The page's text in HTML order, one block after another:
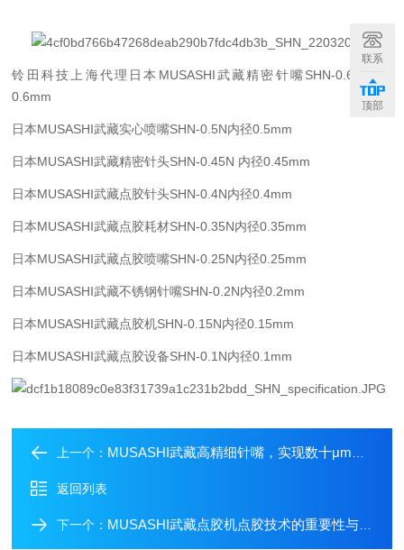
铃田科技上海代理日本MUSASHI武藏精密针嘴SHN-0.6N内径
0.6mm
日本MUSASHI武藏实心喷嘴SHN-0.5N内径0.5mm
日本MUSASHI武藏精密针头SHN-0.45N 内径0.45mm
日本MUSASHI武藏点胶针头SHN-0.4N内径0.4mm
日本MUSASHI武藏点胶耗材SHN-0.35N内径0.35mm
日本MUSASHI武藏点胶喷嘴SHN-0.25N内径0.25mm
日本MUSASHI武藏不锈钢针嘴SHN-0.2N内径0.2mm
日本MUSASHI武藏点胶机SHN-0.15N内径0.15mm
日本MUSASHI武藏点胶设备SHN-0.1N内径0.1mm
上一个： MUSASHI武藏高精细针嘴，实现数十μm的微量点胶
返回列表
下一个： MUSASHI武藏点胶机点胶技术的重要性与挑战
联系
顶部